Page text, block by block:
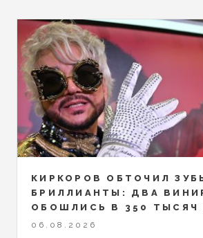
КИРКОРОВ ОБТОЧИЛ
БРИЛЛИАНТЫ: ДВА
ОБОШЛИСЬ В 350 ТЫСЯЧ
06.08.2026